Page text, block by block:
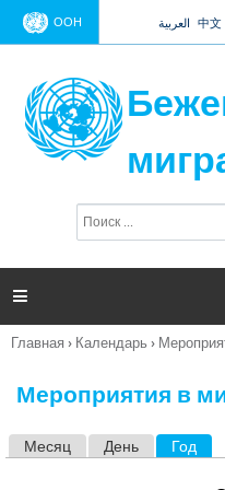
Jump
ООН العربية 中文
п
и

Вы
Главная › Календарь ›
Мероприятия в
Месяц День Год